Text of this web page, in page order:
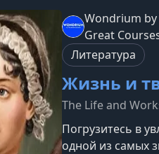
викторианской
почти 2
увеличилось
Wondrium by
Great
Литература
Жизнь и
The Life and
Погрузитесь в
одной из самых